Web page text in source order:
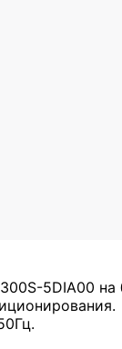
5DIA00